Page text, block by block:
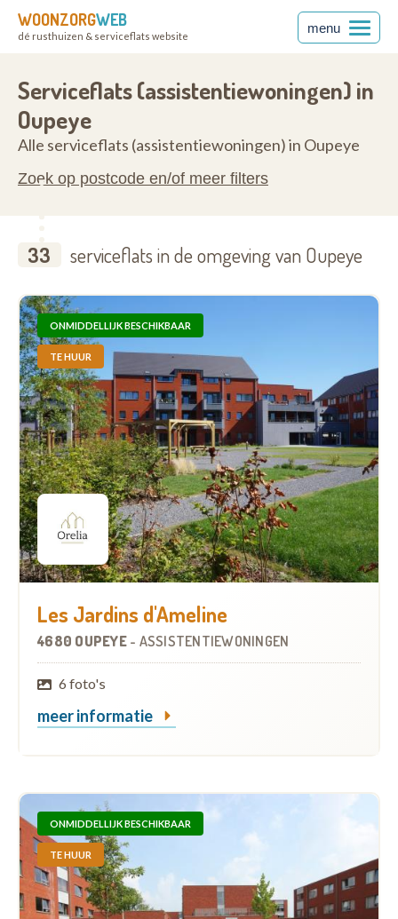
WOONZORGWEB
dé rusthuizen & serviceflats website
menu
Serviceflats (assistentiewoningen) in
Oupeye
Alle serviceflats (assistentiewoningen) in Oupeye
Zoek op postcode en/of meer filters
33 serviceflats in de omgeving van Oupeye
ONMIDDELLIJK BESCHIKBAAR
TE HUUR
Les Jardins d'Ameline
4680 OUPEYE - ASSISTENTIEWONINGEN
6 foto's
meer informatie
ONMIDDELLIJK BESCHIKBAAR
TE HUUR